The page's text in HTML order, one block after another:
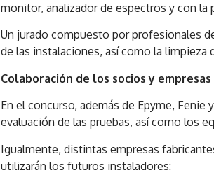
monitor, analizador de espectros y con la
Un jurado compuesto por profesionales
de las instalaciones, así como la
Colaboración de los socios y
En el concurso, además de Epyme,
evaluación de las pruebas, así como los
Igualmente, distintas empresas
utilizarán los futuros instaladores: